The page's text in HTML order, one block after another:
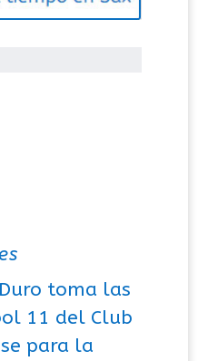
toma las
11 del Club
para la